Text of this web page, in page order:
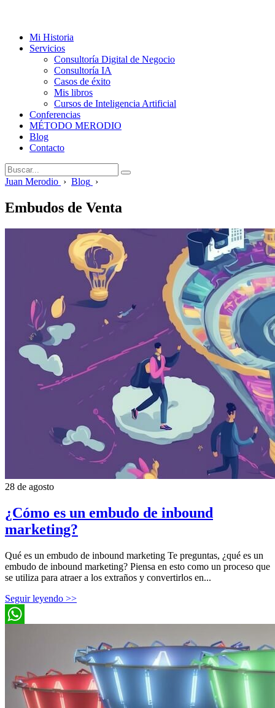
Mi Historia
Servicios
Consultoría Digital de Negocio
Consultoría IA
Casos de éxito
Mis libros
Cursos de Inteligencia Artificial
Conferencias
MÉTODO MERODIO
Blog
Contacto
Juan Merodio › Blog ›
Embudos de Venta
28 de agosto
¿Cómo es un embudo de inbound
marketing?
Qué es un embudo de inbound marketing Te preguntas, ¿qué es un
embudo de inbound marketing? Piensa en esto como un proceso que
se utiliza para atraer a los extraños y convertirlos en...
Seguir leyendo >>